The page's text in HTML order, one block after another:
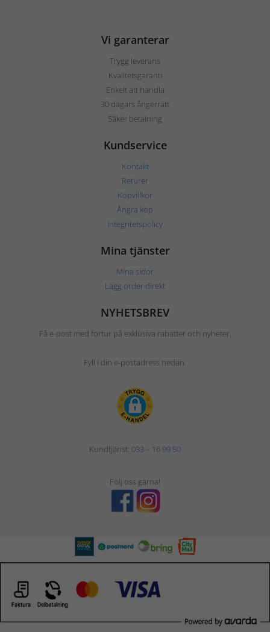
Vi garanterar
Trygg leverans
Kvalitetsgaranti
Enkelt att handla
30 dagars ångerrätt
Säker betalning
Kundservice
Kontakt
Returer
Köpvillkor
Ångra köp
Integritetspolicy
Mina tjänster
Mina sidor
Lägg order direkt
NYHETSBREV
Få e-post med förtur på exklusiva rabatter och nyheter.
Fyll i din e-postadress nedan.
Kundtjänst: 033 – 16 99 50
Följ oss gärna!